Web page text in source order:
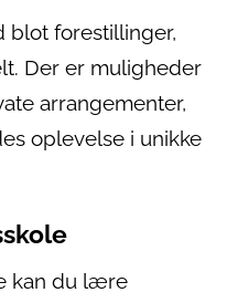
blot forestillinger,
Der er muligheder
arrangementer,
oplevelse i unikke
kan du lære